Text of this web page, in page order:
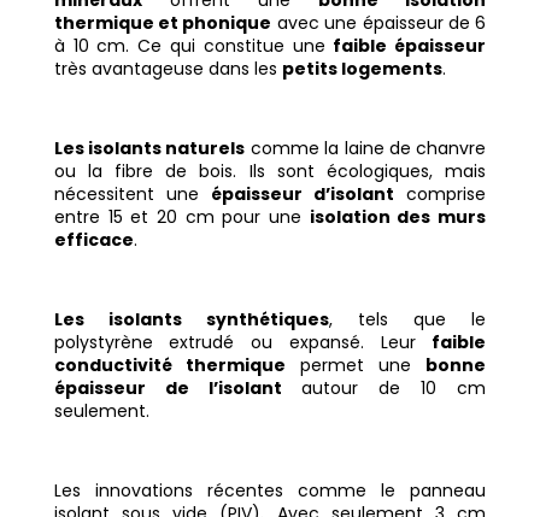
thermique et phonique avec une épaisseur de 6
à 10 cm. Ce qui constitue une faible épaisseur
très avantageuse dans les petits logements.
Les isolants naturels comme la laine de chanvre
ou la fibre de bois. Ils sont écologiques, mais
nécessitent une épaisseur d’isolant comprise
entre 15 et 20 cm pour une isolation des murs
efficace.
Les isolants synthétiques, tels que le
polystyrène extrudé ou expansé. Leur faible
conductivité thermique permet une bonne
épaisseur de l’isolant autour de 10 cm
seulement.
Les innovations récentes comme le panneau